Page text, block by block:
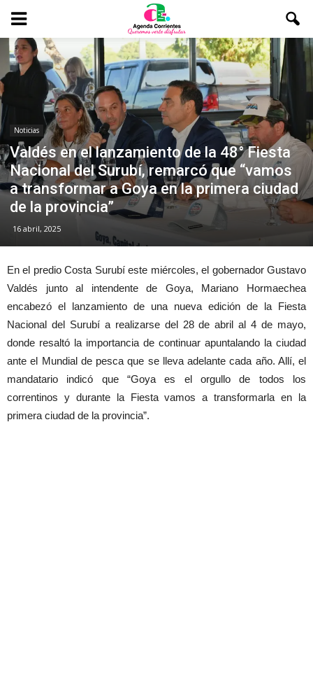
Noticias
Valdés en el lanzamiento de la 48° Fiesta
Nacional del Surubí, remarcó que “vamos
a transformar a Goya en la primera ciudad
de la provincia”
16 abril, 2025
En el predio Costa Surubí este miércoles, el gobernador Gustavo
Valdés junto al intendente de Goya, Mariano Hormaechea
encabezó el lanzamiento de una nueva edición de la Fiesta
Nacional del Surubí a realizarse del 28 de abril al 4 de mayo,
donde resaltó la importancia de continuar apuntalando la ciudad
ante el Mundial de pesca que se lleva adelante cada año. Allí, el
mandatario indicó que “Goya es el orgullo de todos los
correntinos y durante la Fiesta vamos a transformarla en la
primera ciudad de la provincia”.